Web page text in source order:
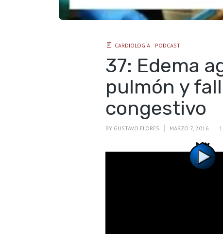
CARDIOLOGÍA PODCAST
37: Edema
pulmón y
congestivo
BY GUSTAVO FLORES MARZO 7, 2016